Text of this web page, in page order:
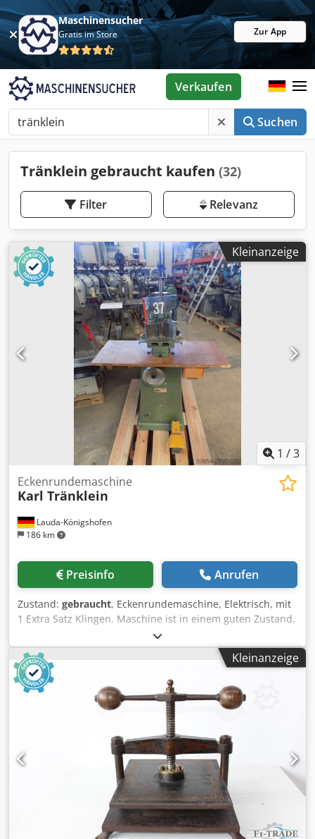
Maschinensucher
Gratis im Store Zur App
Suchen
Verkaufen
Tränklein gebraucht kaufen (32)
Filter Relevanz
Kleinanzeige
1 /3
Lauda-Königshofen
186 km
Eckenrundemaschine
Karl Tränklein
Preisinfo Anrufen
Zustand: gebraucht, Eckenrundemaschine, Elektrisch, mit
1 Extra Satz Klingen. Maschine ist in einem guten Zustand,
sofort Verfügbar Bei Interesse informieren wir Sie auch
gerne über weitere Maschinen in unserem Haus.
Csdpfxezmqfho Ap Asha Sie sind herzlich willkommen,
nach vorheriger Terminabsprache, die Maschine in
unserem Haus zu besichtigen.
Kleinanzeige